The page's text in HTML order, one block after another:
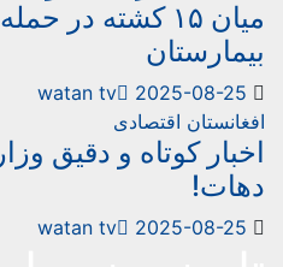
میان ۱۵ کشته در حمله
2025-08-25
watan tv
اقتصادی
کوتاه و دقیق
2025-08-25
watan tv